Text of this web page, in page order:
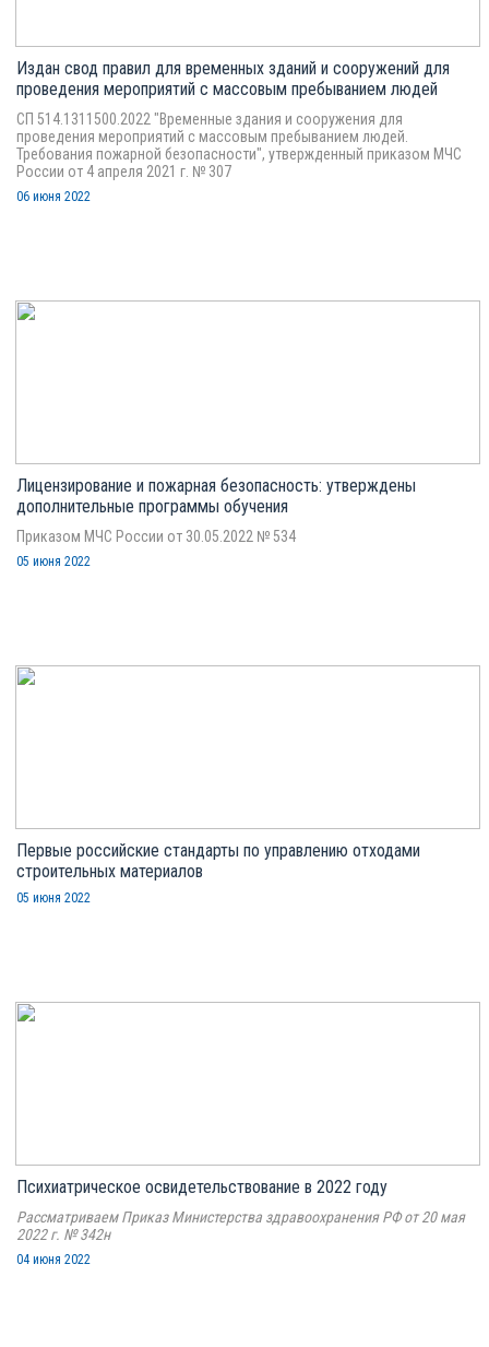
Издан свод правил для временных зданий и сооружений для
проведения мероприятий с массовым пребыванием людей
СП 514.1311500.2022 "Временные здания и сооружения для
проведения мероприятий с массовым пребыванием людей.
Требования пожарной безопасности", утвержденный приказом МЧС
России от 4 апреля 2021 г. № 307
06 июня 2022
Лицензирование и пожарная безопасность: утверждены
дополнительные программы обучения
Приказом МЧС России от 30.05.2022 № 534
05 июня 2022
Первые российские стандарты по управлению отходами
строительных материалов
05 июня 2022
Психиатрическое освидетельствование в 2022 году
Рассматриваем Приказ Министерства здравоохранения РФ от 20 мая
2022 г. № 342н
04 июня 2022